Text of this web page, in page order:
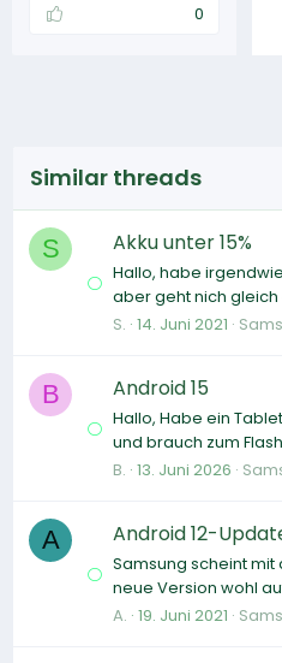
0
Similar threads
S Akku unter 15%
Hallo, habe
aber geht nich gleich
S. 14. Juni 2021
B Android 15
Hallo, Habe ein
und brauch zum
B. 13. Juni 2026
A Android 12-
Samsung scheint mit
neue Version wohl
A. 19. Juni 2021